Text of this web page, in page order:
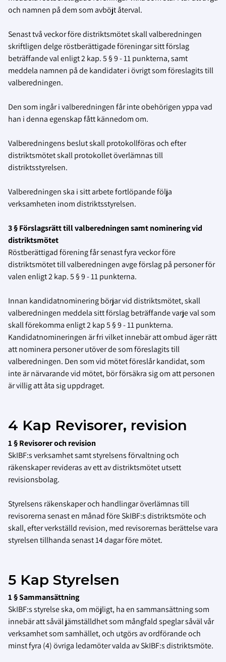
och namnen på dem som avböjt återval.
Senast två veckor före distriktsmötet skall valberedningen
skriftligen delge röstberättigade föreningar sitt förslag
beträffande val enligt 2 kap. 5 § 9 - 11 punkterna, samt
meddela namnen på de kandidater i övrigt som föreslagits till
valberedningen.
Den som ingår i valberedningen får inte obehörigen yppa vad
han i denna egenskap fått kännedom om.
Valberedningens beslut skall protokollföras och efter
distriktsmötet skall protokollet överlämnas till
distriktsstyrelsen.
Valberedningen ska i sitt arbete fortlöpande följa
verksamheten inom distriktsstyrelsen.
3 § Förslagsrätt till valberedningen samt nominering vid
distriktsmötet
Röstberättigad förening får senast fyra veckor före
distriktsmötet till valberedningen avge förslag på personer för
valen enligt 2 kap. 5 § 9 - 11 punkterna.
Innan kandidatnominering börjar vid distriktsmötet, skall
valberedningen meddela sitt förslag beträffande varje val som
skall förekomma enligt 2 kap 5 § 9 - 11 punkterna.
Kandidatnomineringen är fri vilket innebär att ombud äger rätt
att nominera personer utöver de som föreslagits till
valberedningen. Den som vid mötet föreslår kandidat, som
inte är närvarande vid mötet, bör försäkra sig om att personen
är villig att åta sig uppdraget.
4 Kap Revisorer, revision
1 § Revisorer och revision
SkIBF:s verksamhet samt styrelsens förvaltning och
räkenskaper revideras av ett av distriktsmötet utsett
revisionsbolag.
Styrelsens räkenskaper och handlingar överlämnas till
revisorerna senast en månad före SkIBF:s distriktsmöte och
skall, efter verkställd revision, med revisorernas berättelse vara
styrelsen tillhanda senast 14 dagar före mötet.
5 Kap Styrelsen
1 § Sammansättning
SkIBF:sstyrelse ska, om möjligt, ha en sammansättning som
innebär att såväl jämställdhet som mångfald speglar såväl vår
verksamhet som samhället, och utgörs av ordförande och
minst fyra (4) övriga ledamöter valda avSkIBF:sdistriktsmöte.